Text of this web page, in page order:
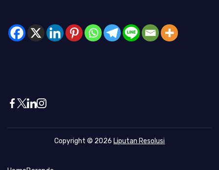
Copyright © 2026 Liputan Resolusi